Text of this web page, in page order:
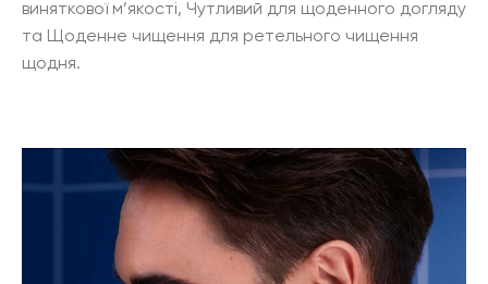
виняткової м’якості, Чутливий для щоденного догляду
та Щоденне чищення для ретельного чищення
щодня.